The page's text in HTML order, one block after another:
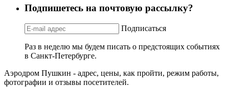
Подпишетесь на почтовую рассылку?
Подписаться
Раз в неделю мы будем писать о предстоящих событиях
в Санкт-Петербурге.
Аэродром Пушкин - адрес, цены, как пройти, режим работы,
фотографии и отзывы посетителей.